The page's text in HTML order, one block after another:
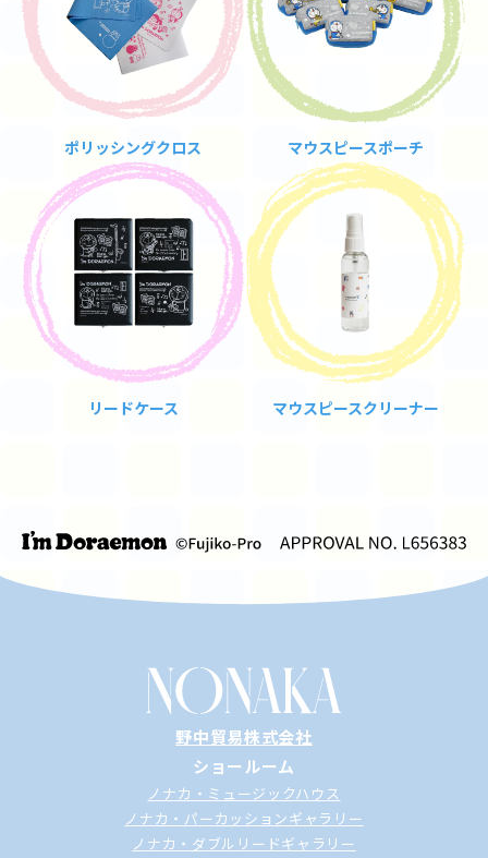
ポリッシングクロス マウスピースポーチ
リードケース マウスピースクリーナー
野中貿易株式会社
ショールーム
ノナカ・ミュージックハウス
ノナカ・パーカッションギャラリー
ノナカ・ダブルリードギャラリー